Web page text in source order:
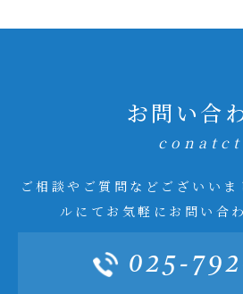
お問い合
conatct
ご相談やご質問などございい
ルにてお気軽にお問い合
025-